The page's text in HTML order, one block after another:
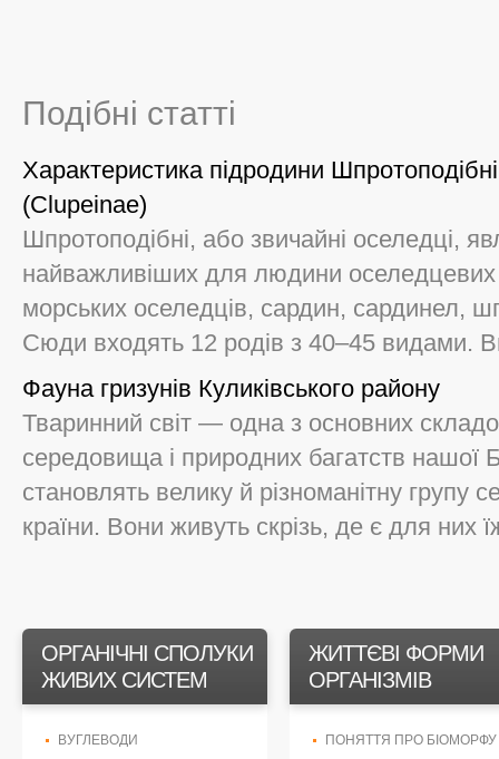
Подібні статті
Характеристика підродини
(Clupeinae)
Шпротоподібні, або звичайні оселедці,
найважливіших для людини оселедцевих
морських оселедців, сардин, сардинел,
Сюди входять 12 родів з 40–45 видами.
Фауна гризунів Куликівського району
Тваринний світ — одна з основних
середовища і природних багатств нашої
становлять велику й різноманітну групу
країни. Вони живуть скрізь, де є для них
ОРГАНІЧНІ СПОЛУКИ
ЖИВИХ СИСТЕМ
ВУГЛЕВОДИ
ЖИТТЄВІ ФОРМИ
ОРГАНІЗМІВ
ПОНЯТТЯ ПРО БІОМОРФУ